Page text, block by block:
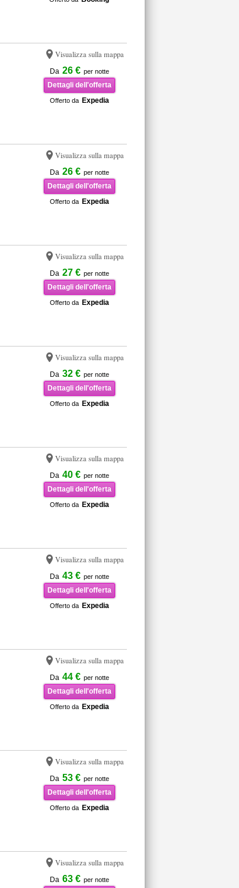
Visualizza sulla mappa
Da 26 € per notte
Dettagli dell'offerta
Offerto da Expedia
Visualizza sulla mappa
Da 26 € per notte
Dettagli dell'offerta
Offerto da Expedia
Visualizza sulla mappa
Da 27 € per notte
Dettagli dell'offerta
Offerto da Expedia
Visualizza sulla mappa
Da 32 € per notte
Dettagli dell'offerta
Offerto da Expedia
Visualizza sulla mappa
Da 40 € per notte
Dettagli dell'offerta
Offerto da Expedia
Visualizza sulla mappa
Da 43 € per notte
Dettagli dell'offerta
Offerto da Expedia
Visualizza sulla mappa
Da 44 € per notte
Dettagli dell'offerta
Offerto da Expedia
Visualizza sulla mappa
Da 53 € per notte
Dettagli dell'offerta
Offerto da Expedia
Visualizza sulla mappa
Da 63 € per notte